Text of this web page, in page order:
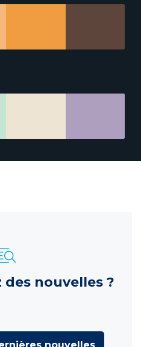
des nouvelles ?
nouvelles